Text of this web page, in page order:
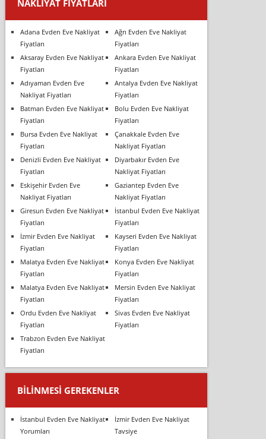
NAKLIYAT FIYATLARI
Adana Evden Eve Nakliyat
Fiyatları
Ağrı Evden Eve Nakliyat
Fiyatları
Aksaray Evden Eve Nakliyat
Fiyatları
Ankara Evden Eve Nakliyat
Fiyatları
Adıyaman Evden Eve
Nakliyat Fiyatları
Antalya Evden Eve Nakliyat
Fiyatları
Batman Evden Eve Nakliyat
Fiyatları
Bolu Evden Eve Nakliyat
Fiyatları
Bursa Evden Eve Nakliyat
Fiyatları
Çanakkale Evden Eve
Nakliyat Fiyatları
Denizli Evden Eve Nakliyat
Fiyatları
Diyarbakır Evden Eve
Nakliyat Fiyatları
Eskişehir Evden Eve
Nakliyat Fiyatları
Gaziantep Evden Eve
Nakliyat Fiyatları
Giresun Evden Eve Nakliyat
Fiyatları
İstanbul Evden Eve Nakliyat
Fiyatları
İzmir Evden Eve Nakliyat
Fiyatları
Kayseri Evden Eve Nakliyat
Fiyatları
Malatya Evden Eve Nakliyat
Fiyatları
Konya Evden Eve Nakliyat
Fiyatları
Malatya Evden Eve Nakliyat
Fiyatları
Mersin Evden Eve Nakliyat
Fiyatları
Ordu Evden Eve Nakliyat
Fiyatları
Sivas Evden Eve Nakliyat
Fiyatları
Trabzon Evden Eve Nakliyat
Fiyatları
BILINMESI GEREKENLER
İstanbul Evden Eve Nakliyat
Yorumları
İzmir Evden Eve Nakliyat
Tavsiye